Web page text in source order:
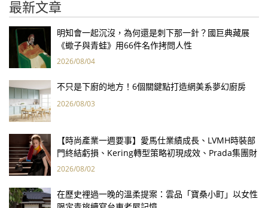
最新文章
明知會一起沉沒，為何還是刺下那一針？國巨典藏展
《蠍子與青蛙》用66件名作拷問人性
2026/08/04
不只是下廚的地方！6個關鍵點打造網美系夢幻廚房
2026/08/03
【時尚產業一週要事】愛馬仕業績成長、LVMH時裝部
門終結虧損、Kering轉型策略初現成效、Prada集團財
報亮眼
2026/08/02
在歷史裡過一晚的溫柔提案：雲品「寶桑小町」以女性